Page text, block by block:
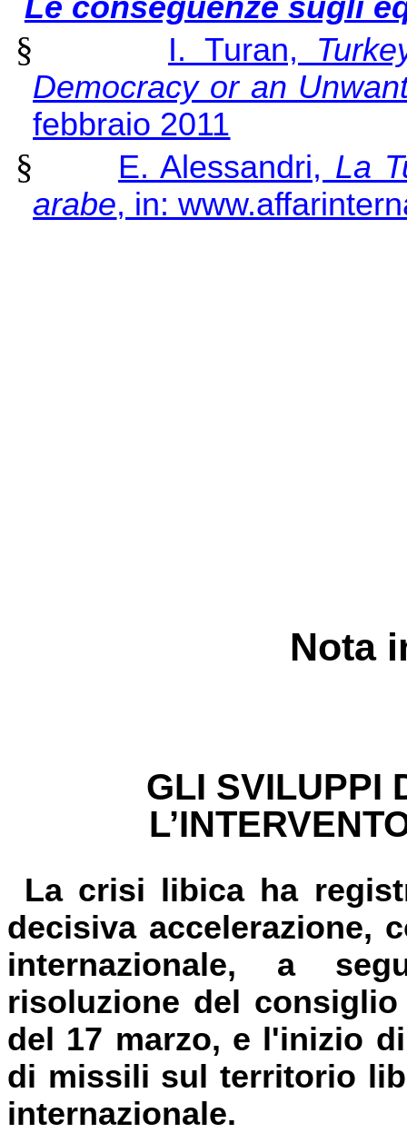
Le conseguenze sugli
§ I. Turan,
Democracy or an
febbraio 2011
§ E. Alessandri, La
arabe, in:
Nota
GLI SVILUPPI
La crisi libica ha
decisiva accelerazione,
internazionale, a
risoluzione del consiglio
del 17 marzo, e l'inizio
di missili sul territorio
internazionale.